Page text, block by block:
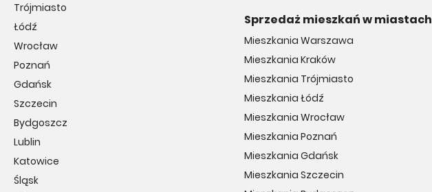
Trójmiasto
Łódź
Wrocław
Poznań
Gdańsk
Szczecin
Bydgoszcz
Lublin
Katowice
Śląsk
Sprzedaż mieszkań w miastach
Mieszkania Warszawa
Mieszkania Kraków
Mieszkania Trójmiasto
Mieszkania Łódź
Mieszkania Wrocław
Mieszkania Poznań
Mieszkania Gdańsk
Mieszkania Szczecin